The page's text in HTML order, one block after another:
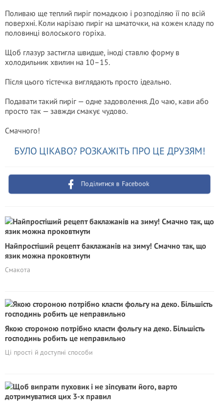
Поливаю ще теплий пиріг помадкою і розподіляю її по всій
поверхні. Коли нарізаю пиріг на шматочки, на кожен кладу по
половинці волоського горіха.
Щоб глазур застигла швидше, іноді ставлю форму в
холодильник хвилин на 10–15.
Після цього тістечка виглядають просто ідеально.
Подавати такий пиріг — одне задоволення. До чаю, кави або
просто так — завжди смакує чудово.
Смачного!
БУЛО ЦІКАВО? РОЗКАЖІТЬ ПРО ЦЕ ДРУЗЯМ!
Поділитися в Facebook
Найпростіший рецепт баклажанів на зиму! Смачно так, що
язик можна проковтнути
Смакота
Якою стороною потрібно класти фольгу на деко. Більшість
господинь робить це неправильно
Ці прості й доступні способи